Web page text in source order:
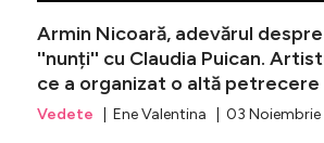
Armin Nicoară, adevărul
''nunți'' cu Claudia Puican.
ce a organizat o altă petrecere
Vedete | Ene Valentina | 03 Noiembrie